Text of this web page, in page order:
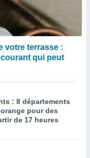
votre terrasse :
qui peut
: 8 départements
pour des
de 17 heures